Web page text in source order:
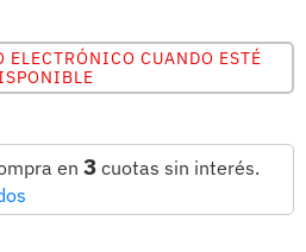
ELECTRÓNICO CUANDO ESTÉ
en 3 cuotas sin interés.